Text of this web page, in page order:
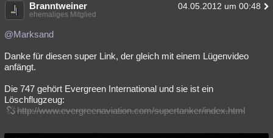
Branntweiner 04.05.2012 um 00:48
ehemaliges Mitglied
@Marksand
Danke für diesen super Link, der gleich mit einem Lügenvideo
anfängt.
Die 747 gehört Evergreen International und sie ist ein
Löschflugzeug:
http://www.evergreenaviation.com/supertanker/index.html